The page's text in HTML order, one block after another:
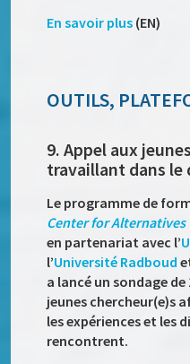
En savoir plus (EN)
OUTILS,
9. Appel aux
travaillant dans le
Le programme de
Center for Alternatives
en partenariat avec l’
l’Université Radboud
a lancé un sondage
jeunes chercheur(e)s
les expériences et les
rencontrent.